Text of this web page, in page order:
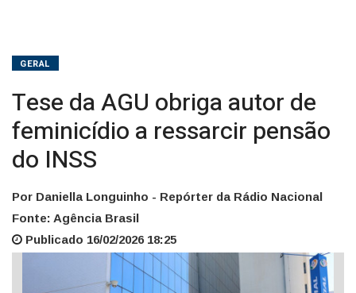
GERAL
Tese da AGU obriga autor de
feminicídio a ressarcir pensão
do INSS
Por Daniella Longuinho - Repórter da Rádio Nacional
Fonte: Agência Brasil
Publicado 16/02/2026 18:25